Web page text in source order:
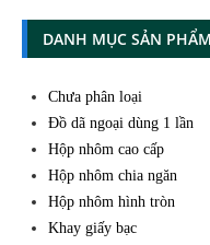
DANH MỤC SẢN PHẨM
Chưa phân loại
Đồ dã ngoại dùng 1 lần
Hộp nhôm cao cấp
Hộp nhôm chia ngăn
Hộp nhôm hình tròn
Khay giấy bạc